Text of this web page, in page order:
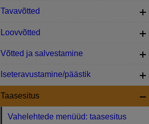
Tavavõtted
Loovvõtted
Võtted ja salvestamine
Iseteravustamine/päästik
Taasesitus
Vahelehtede menüüd: taasesitus